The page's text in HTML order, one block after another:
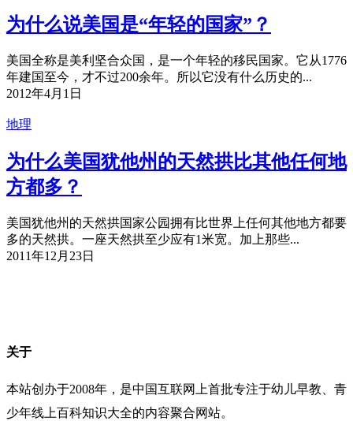
为什么说美国是“年轻的国家”？
美国全称是美利坚合众国，是一个年轻的移民国家。它从1776
年建国至今，才不过200余年。所以它没有什么历史的...
2012年4月1日
地理
为什么美国犹他州的天然拱比其他任何地
方都多？
美国犹他州的天然拱国家公园拥有比世界上任何其他地方都要
多的天然拱。一座天然拱至少应有1米宽。加上那些...
2011年12月23日
关于
本站创办于2008年，是中国互联网上首批专注于幼儿早教、青
少年线上百科知识大全的内容聚合网站。